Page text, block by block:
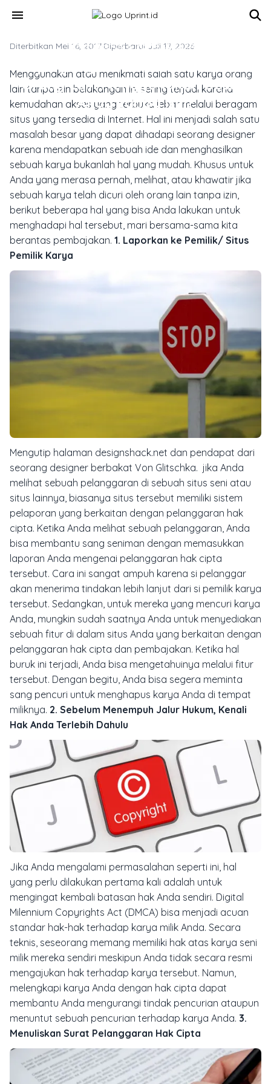
menu
TREN DESAIN & INSPIRASI CETAK
Apa yang Harus Dilakukan Jika
Orang Lain Menggunakan Desain
Anda Tanpa Izin?
Diterbitkan Mei 16, 2017 Diperbarui Juli 17, 2026
Menggunakan atau menikmati salah satu karya orang
lain tanpa izin belakangan ini sering terjadi karena
kemudahan akses yang terbuka lebar melalui beragam
situs yang tersedia di Internet. Hal ini menjadi salah satu
masalah besar yang dapat dihadapi seorang designer
karena mendapatkan sebuah ide dan menghasilkan
sebuah karya bukanlah hal yang mudah. Khusus untuk
Anda yang merasa pernah, melihat, atau khawatir jika
sebuah karya telah dicuri oleh orang lain tanpa izin,
berikut beberapa hal yang bisa Anda lakukan untuk
menghadapi hal tersebut, mari bersama-sama kita
berantas pembajakan. 1. Laporkan ke Pemilik/ Situs
Pemilik Karya
Mengutip halaman designshack.net dan pendapat dari
seorang designer berbakat Von Glitschka. jika Anda
melihat sebuah pelanggaran di sebuah situs seni atau
situs lainnya, biasanya situs tersebut memiliki sistem
pelaporan yang berkaitan dengan pelanggaran hak
cipta. Ketika Anda melihat sebuah pelanggaran, Anda
bisa membantu sang seniman dengan memasukkan
laporan Anda mengenai pelanggaran hak cipta
tersebut. Cara ini sangat ampuh karena si pelanggar
akan menerima tindakan lebih lanjut dari si pemilik karya
tersebut. Sedangkan, untuk mereka yang mencuri karya
Anda, mungkin sudah saatnya Anda untuk menyediakan
sebuah fitur di dalam situs Anda yang berkaitan dengan
pelanggaran hak cipta dan pembajakan. Ketika hal
buruk ini terjadi, Anda bisa mengetahuinya melalui fitur
tersebut. Dengan begitu, Anda bisa segera meminta
sang pencuri untuk menghapus karya Anda di tempat
miliknya. 2. Sebelum Menempuh Jalur Hukum, Kenali
Hak Anda Terlebih Dahulu
Jika Anda mengalami permasalahan seperti ini, hal
yang perlu dilakukan pertama kali adalah untuk
mengingat kembali batasan hak Anda sendiri. Digital
Milennium Copyrights Act (DMCA) bisa menjadi acuan
standar hak-hak terhadap karya milik Anda. Secara
teknis, seseorang memang memiliki hak atas karya seni
milik mereka sendiri meskipun Anda tidak secara resmi
mengajukan hak terhadap karya tersebut. Namun,
melengkapi karya Anda dengan hak cipta dapat
membantu Anda mengurangi tindak pencurian ataupun
menuntut sebuah pencurian terhadap karya Anda. 3.
Menuliskan Surat Pelanggaran Hak Cipta